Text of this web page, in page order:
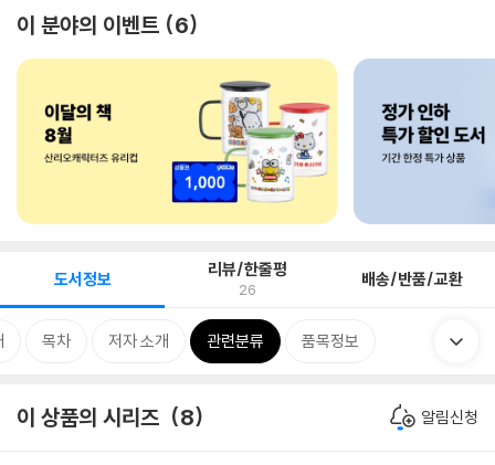
이 분야의 이벤트 6
도서정보 리뷰/한줄평
26 배송/반품/교환
목차 저자 소개 관련분류 품목정보
이 상품의 시리즈 8 알림신청